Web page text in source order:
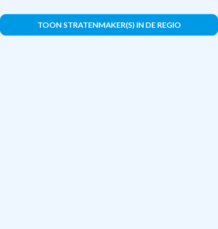
TOON STRATENMAKER(S) IN DE REGIO